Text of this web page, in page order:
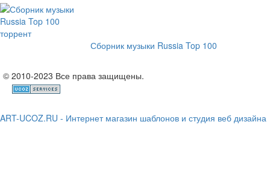
Сборник музыки Russia Top 100
© 2010-2023 Все права защищены.
ART-UCOZ.RU - Интернет магазин шаблонов и студия веб дизайна